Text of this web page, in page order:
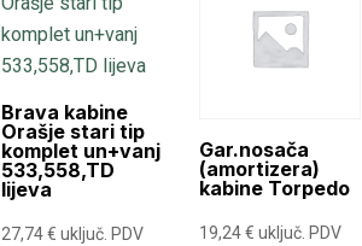
Brava kabine
Orašje stari tip
komplet un+vanj
533,558,TD
lijeva
27,74€ uključ. PDV
Gar.nosača
(amortizera)
kabine Torpedo
19,24€ uključ. PDV